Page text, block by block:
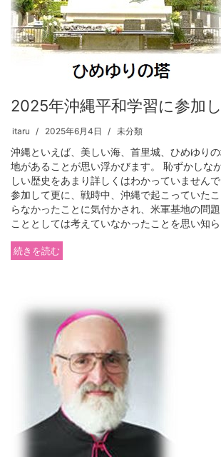
2025年沖縄平和学習に参加
itaru 2025年6月4日 未分類
沖縄といえば、美しい海、首里城、ひめゆり
地があることが思い浮かびます。 恥ずかしな
しい歴史をあまり詳しくはわかっていません
参加して更に、戦時中、沖縄で起こっていた
らなかったことに気付かされ、米軍基地の問
こととしては考えていなかったことを思い知ら
続きを読む